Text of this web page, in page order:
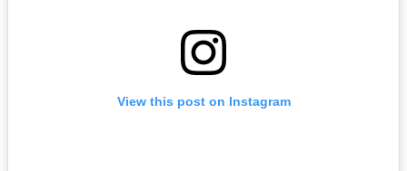
View this post on Instagram